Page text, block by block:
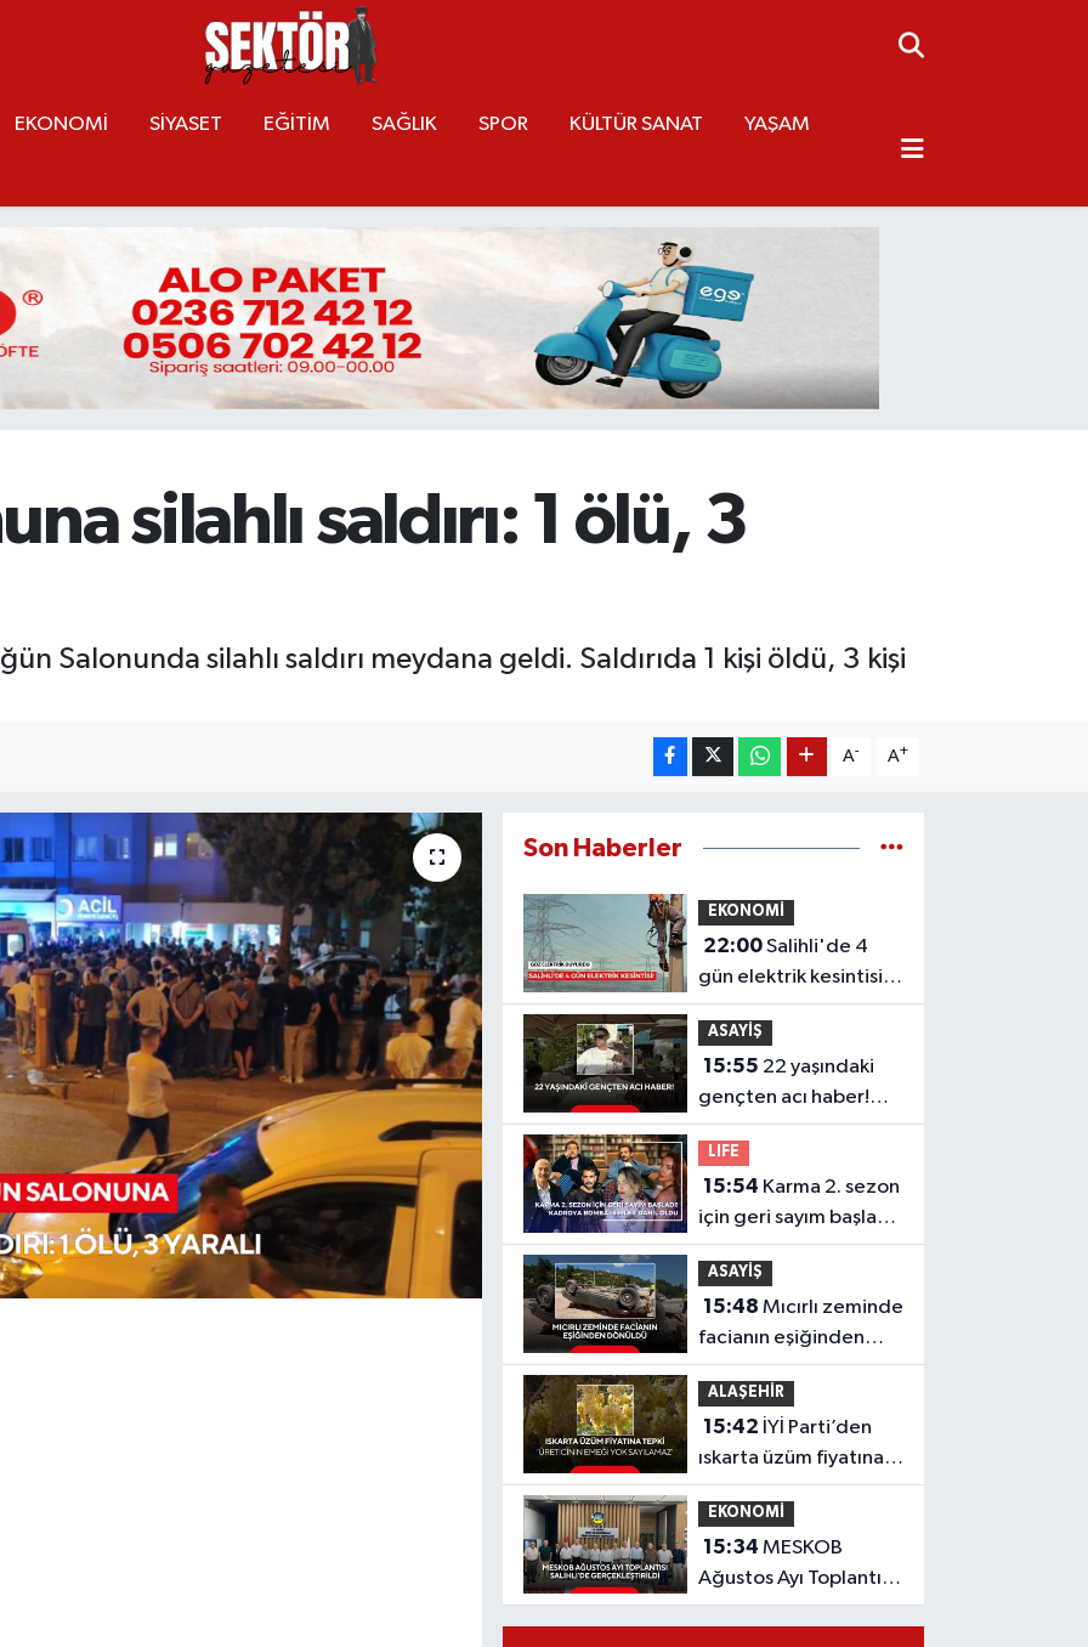
EKONOMİ SİYASET EĞİTİM SAĞLIK SPOR KÜLTÜR SANAT YAŞAM
silahlı saldırı: 1 ölü, 3
Salonunda silahlı saldırı meydana geldi. Saldırıda 1 kişi öldü, 3 kişi
A- A+
Son Haberler
EKONOMİ
22:00Salihli'de 4
gün elektrik kesintisi!
Mahalleniz listede mi?
ASAYİŞ
15:55
gençten acı haber!
Yeni aldığı motosiklet
sonu oldu
LIFE
15:54
için geri sayım başladı!
Kadroya bomba
isimler dahil oldu
ASAYİŞ
15:48 Mıcırlı zeminde
facianın eşiğinden
dönüldü
ALAŞEHİR
15:42
ıskarta üzüm fiyatına
tepki 'Üreticinin
emeği yok sayılamaz'
EKONOMİ
15:34 MESKOB
Ağustos Ayı Toplantısı
Salihli’de